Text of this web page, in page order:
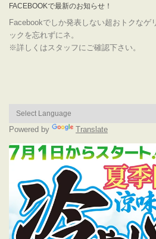
FACEBOOKで最新のお知らせ！
Facebookでしか発表しない超おトクなゲ
ックを忘れずにネ。
※詳しくはスタッフにご確認下さい。
Powered by Translate